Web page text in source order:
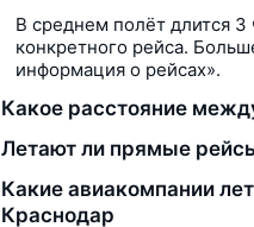
В среднем полёт длится 3
конкретного рейса.
информация о рейсах».
Какое расстояние
Летают ли прямые
Какие авиакомпании
Краснодар